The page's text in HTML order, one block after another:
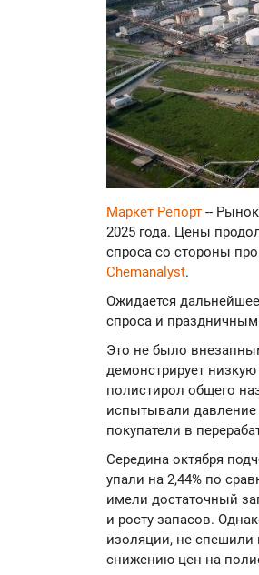
Маркет Репорт --
2025 года. Цены
спроса со стороны
Chemanalyst.
Ожидается
спроса и
Это не было
демонстрирует
полистирол общего
испытывали давление
покупатели в
Середина октября
упали на 2,44% по
имели достаточный
и росту запасов.
изоляции, не спешили
снижению цен на